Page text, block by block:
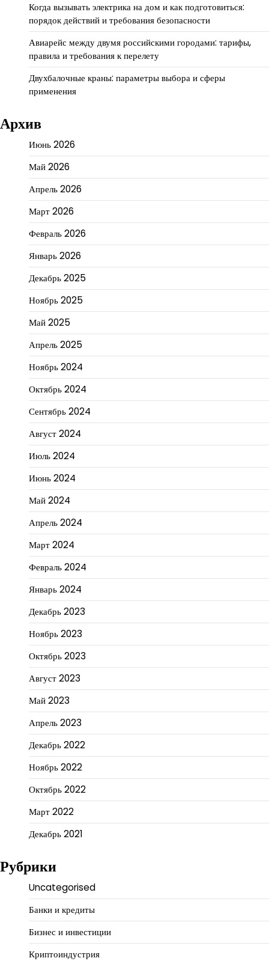
Когда вызывать электрика на дом и как подготовиться:
порядок действий и требования безопасности
Авиарейс между двумя российскими городами: тарифы,
правила и требования к перелету
Двухбалочные краны: параметры выбора и сферы
применения
Архив
Июнь 2026
Май 2026
Апрель 2026
Март 2026
Февраль 2026
Январь 2026
Декабрь 2025
Ноябрь 2025
Май 2025
Апрель 2025
Ноябрь 2024
Октябрь 2024
Сентябрь 2024
Август 2024
Июль 2024
Июнь 2024
Май 2024
Апрель 2024
Март 2024
Февраль 2024
Январь 2024
Декабрь 2023
Ноябрь 2023
Октябрь 2023
Август 2023
Май 2023
Апрель 2023
Декабрь 2022
Ноябрь 2022
Октябрь 2022
Март 2022
Декабрь 2021
Рубрики
Uncategorised
Банки и кредиты
Бизнес и инвестиции
Криптоиндустрия